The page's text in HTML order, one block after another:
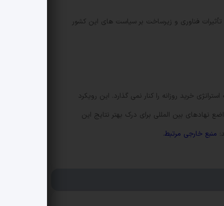
تأثیرات فناوری و زیرساخت بر سیاست های این کشور
خرید روزانه را کنار نمی گذارد. این رویکرد
بین المللی برای درک بهتر نتایج این
منبع خارجی مرتبط.